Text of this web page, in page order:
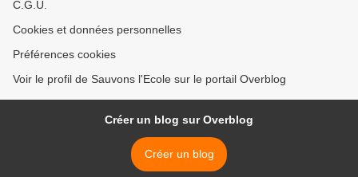
C.G.U.
Cookies et données personnelles
Préférences cookies
Voir le profil de Sauvons l'Ecole sur le portail Overblog
Créer un blog sur Overblog
Créer un blog